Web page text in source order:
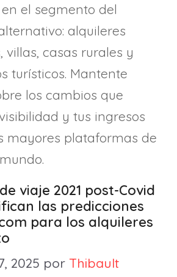
el segmento del
alquileres
villas, casas rurales y
turísticos. Mantente
los cambios que
y tus ingresos
mayores plataformas de
viaje 2021 post-Covid
las predicciones
para los alquileres
2025 por Thibault